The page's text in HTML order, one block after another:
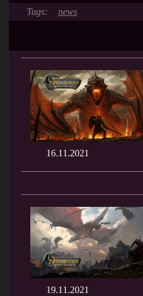
news
16.11.2021
19.11.2021